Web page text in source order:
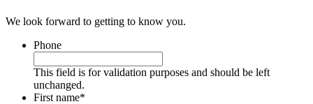
We look forward to getting to know you.
Phone
This field is for validation purposes and should be left
unchanged.
First name*